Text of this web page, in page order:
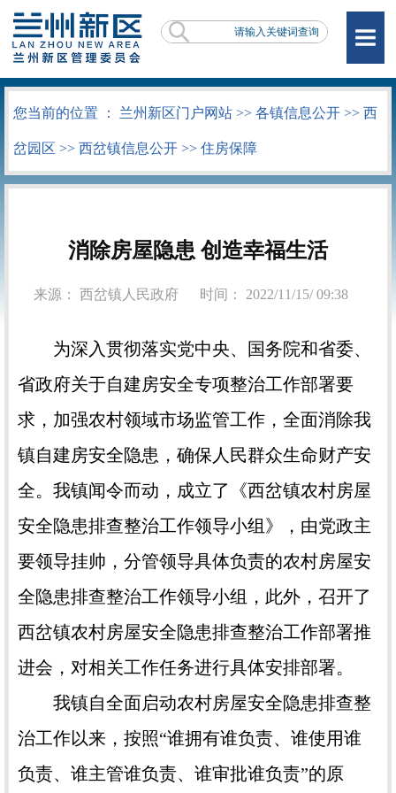
您当前的位置 ： 兰州新区门户网站 >> 各镇信息公开 >> 西
岔园区 >> 西岔镇信息公开 >> 住房保障
消除房屋隐患 创造幸福生活
来源： 西岔镇人民政府 时间： 2022/11/15/ 09:38
为深入贯彻落实党中央、国务院和省委、
省政府关于自建房安全专项整治工作部署要
求，加强农村领域市场监管工作，全面消除我
镇自建房安全隐患，确保人民群众生命财产安
全。我镇闻令而动，成立了《西岔镇农村房屋
安全隐患排查整治工作领导小组》，由党政主
要领导挂帅，分管领导具体负责的农村房屋安
全隐患排查整治工作领导小组，此外，召开了
西岔镇农村房屋安全隐患排查整治工作部署推
进会，对相关工作任务进行具体安排部署。
我镇自全面启动农村房屋安全隐患排查整
治工作以来，按照“谁拥有谁负责、谁使用谁
负责、谁主管谁负责、谁审批谁负责”的原